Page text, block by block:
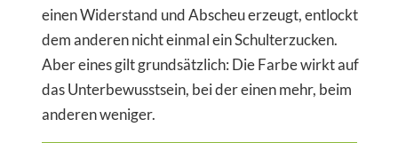
einen Widerstand und Abscheu erzeugt, entlockt
dem anderen nicht einmal ein Schulterzucken.
Aber eines gilt grundsätzlich: Die Farbe wirkt auf
das Unterbewusstsein, bei der einen mehr, beim
anderen weniger.